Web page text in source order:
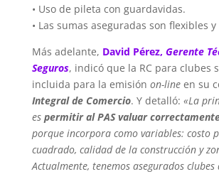
• Uso de pileta con guardavidas.
• Las sumas aseguradas son flexibles
Más adelante, David Pérez, Gerente
Seguros, indicó que la RC para clubes
incluida para la emisión on-lineen su
Integral de Comercio. Y detalló: «La
es permitir al PAS valuar
porque incorpora como variables: costo
cuadrado, calidad de la construcción y
Actualmente, tenemos asegurados